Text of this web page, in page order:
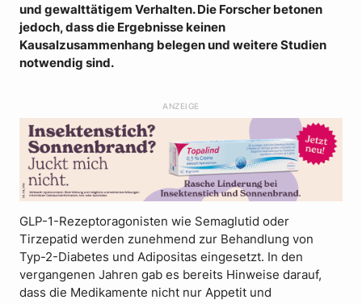
und gewalttätigem Verhalten. Die Forscher betonen
jedoch, dass die Ergebnisse keinen
Kausalzusammenhang belegen und weitere Studien
notwendig sind.
ANZEIGE
GLP-1-Rezeptoragonisten wie Semaglutid oder
Tirzepatid werden zunehmend zur Behandlung von
Typ-2-Diabetes und Adipositas eingesetzt. In den
vergangenen Jahren gab es bereits Hinweise darauf,
dass die Medikamente nicht nur Appetit und